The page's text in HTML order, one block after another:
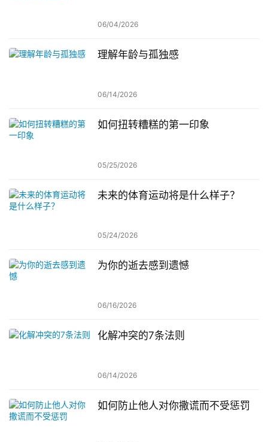
06/04/2026
理解年龄与孤独感
06/14/2026
如何扭转糟糕的第一印象
05/25/2026
未来的体育运动将是什么样子？
05/24/2026
为你的逝去感到遗憾
06/16/2026
化解冲突的7条法则
06/14/2026
如何防止他人对你撒谎而不受惩罚